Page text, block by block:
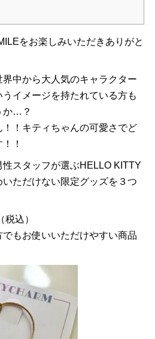
をお楽しみいただきありがと
中から大人気のキャラクター
イメージを持たれている方も
か…？
！キティちゃんの可愛さでど
！
スタッフが選ぶHELLO KITTY
ただけない限定グッズを３つ
込）
もお使いいただけやすい商品